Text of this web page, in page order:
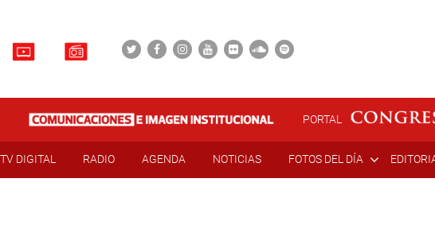
PORTAL
TV DIGITAL RADIO AGENDA NOTICIAS FOTOS DEL DÍA